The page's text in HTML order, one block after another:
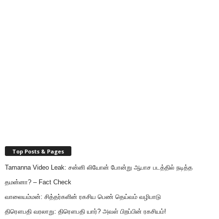
Top Posts & Pages
Tamanna Video Leak: சன்னி லியோன் போன்று ஆபாச படத்தில் நடித்த
தமன்னா? – Fact Check
வாலையம்மன்: சித்தர்களின் ரகசிய பெண் தெய்வம் வழிபாடு
திரௌபதி வரலாறு: திரௌபதி யார்? அவள் பிறப்பின் ரகசியம்!